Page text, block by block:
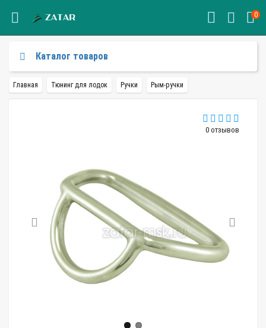
0
Каталог товаров
Главная Тюнинг для лодок Ручки Рым-ручки
0 отзывов